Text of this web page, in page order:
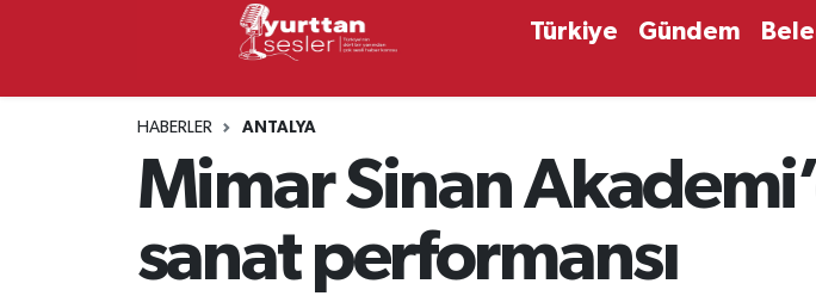
Türkiye Gündem
HABERLER ANTALYA
Mimar Sinan
sanat performansı
Süper Lig Puan Durumu ve Fikstür
Haber Arşivi